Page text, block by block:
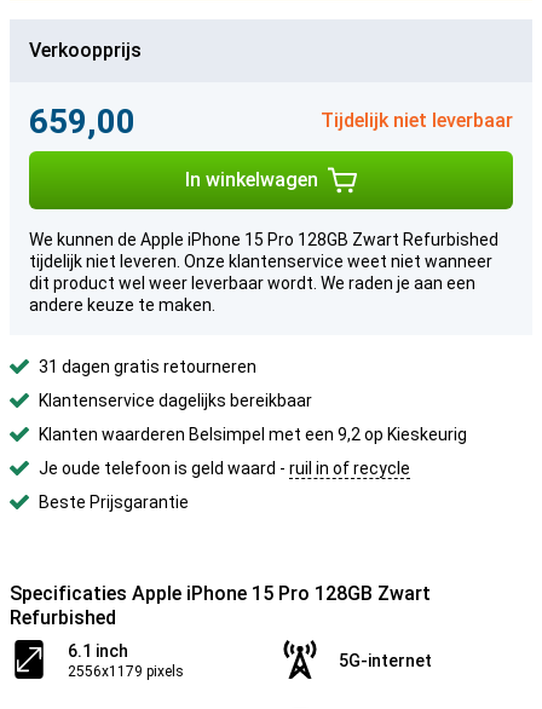
Verkoopprijs
659,00 Tijdelijk niet leverbaar
In winkelwagen
We kunnen de Apple iPhone 15 Pro 128GB Zwart Refurbished
tijdelijk niet leveren. Onze klantenservice weet niet wanneer
dit product wel weer leverbaar wordt. We raden je aan een
andere keuze te maken.
31 dagen gratis retourneren
Klantenservice dagelijks bereikbaar
Klanten waarderen Belsimpel met een 9,2 op Kieskeurig
Je oude telefoon is geld waard - ruil in of recycle
Beste Prijsgarantie
Specificaties Apple iPhone 15 Pro 128GB Zwart
Refurbished
6.1 inch
2556x1179 pixels
5G-internet